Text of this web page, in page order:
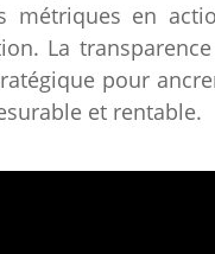
métriques en
La
pour
et rentable.